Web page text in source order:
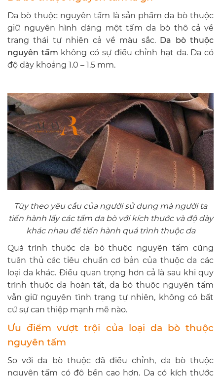
Da bò thuộc nguyên tấm là sản phẩm da bò thuộc
giữ nguyên hình dáng một tấm da bò thô cả về
trạng thái tự nhiên cả về màu sắc. Da bò thuộc
nguyên tấm không có sự điều chỉnh hạt da. Da có
độ dày khoảng 1.0 – 1.5 mm.
Tùy theo yêu cầu của người sử dụng mà người ta
tiến hành lấy các tấm da bò với kích thước và độ dày
khác nhau để tiến hành quá trình thuộc da
Quá trình thuộc da bò thuộc nguyên tấm cũng
tuân thủ các tiêu chuẩn cơ bản của thuộc da các
loại da khác. Điều quan trọng hơn cả là sau khi quy
trình thuộc da hoàn tất, da bò thuộc nguyên tấm
vẫn giữ nguyên tình trạng tự nhiên, không có bất
cứ sự can thiệp mạnh mẽ nào.
Ưu điểm vượt trội của loại da bò thuộc
nguyên tấm
So với da bò thuộc đã điều chỉnh, da bò thuộc
nguyên tấm có độ bền cao hơn. Da có kích thước